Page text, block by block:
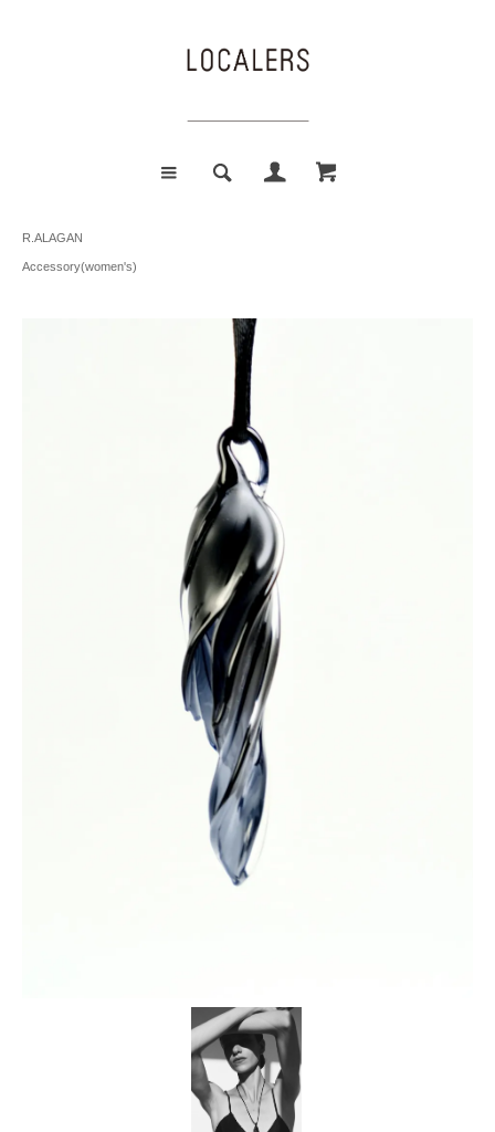
R.ALAGAN
Accessory(women's)